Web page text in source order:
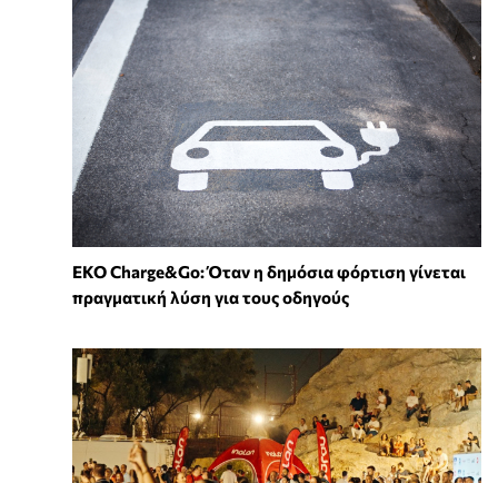
EKO Charge&Go: Όταν η δημόσια φόρτιση γίνεται
πραγματική λύση για τους οδηγούς